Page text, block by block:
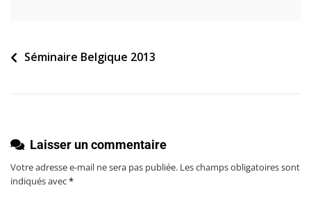
Navigation
l’article
Séminaire Belgique 2013
Laisser un commentaire
Votre adresse e-mail ne sera pas publiée. Les champs obligatoires sont
indiqués avec*